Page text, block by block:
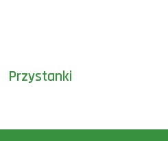
Przystanki